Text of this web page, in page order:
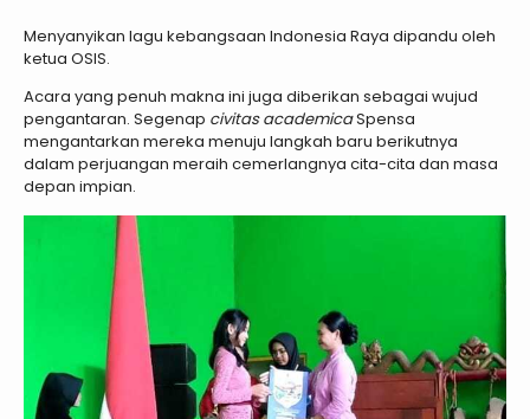
Menyanyikan lagu kebangsaan Indonesia Raya dipandu oleh
ketua OSIS.
Acara yang penuh makna ini juga diberikan sebagai wujud
pengantaran. Segenap civitas academicaSpensa
mengantarkan mereka menuju langkah baru berikutnya
dalam perjuangan meraih cemerlangnya cita-cita dan masa
depan impian.